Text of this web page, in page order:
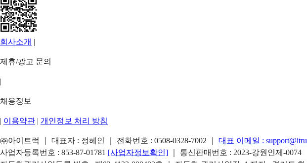
회사소개 |
제휴/광고 문의
|
채용정보
| 이용약관 | 개인정보 처리 방침
㈜아이트럭 ｜ 대표자 : 정혜인 ｜ 전화번호 : 0508-0328-7002 대표 이메일 :
사업자등록번호 : 853-87-01781 [사업자정보확인]
｜ 통신판매번호 : 2023-강원인제-0074